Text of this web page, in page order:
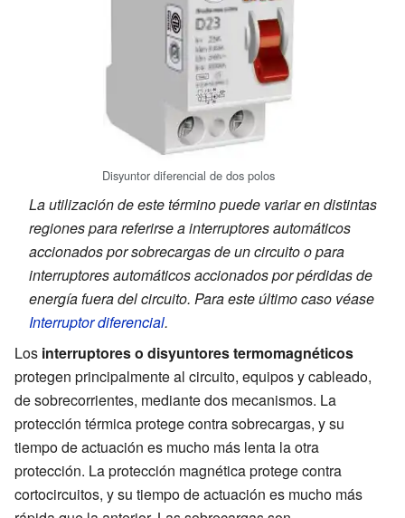
Disyuntor diferencial de dos polos
La utilización de este término puede variar en distintas
regiones para referirse a interruptores automáticos
accionados por sobrecargas de un circuito o para
interruptores automáticos accionados por pérdidas de
energía fuera del circuito. Para este último caso véase
Interruptor diferencial.
Los interruptores o disyuntores termomagnéticos
protegen principalmente al circuito, equipos y cableado,
de sobrecorrientes, mediante dos mecanismos. La
protección térmica protege contra sobrecargas, y su
tiempo de actuación es mucho más lenta la otra
protección. La protección magnética protege contra
cortocircuitos, y su tiempo de actuación es mucho más